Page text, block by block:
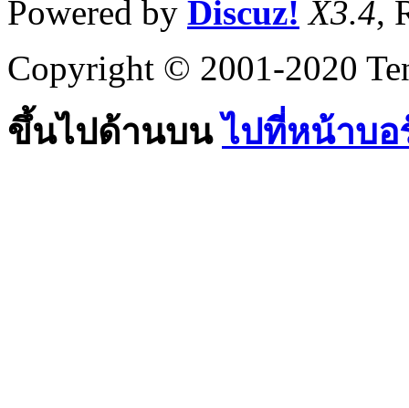
Powered by Discuz! X3.4,
Copyright © 2001-2020
ขึ้นไปด้านบน ไปที่หน้าบอ